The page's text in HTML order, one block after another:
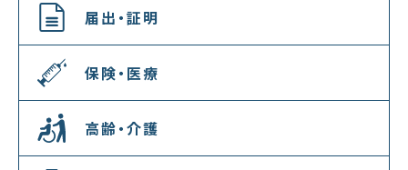
届出・証明
保険・医療
高齢・介護